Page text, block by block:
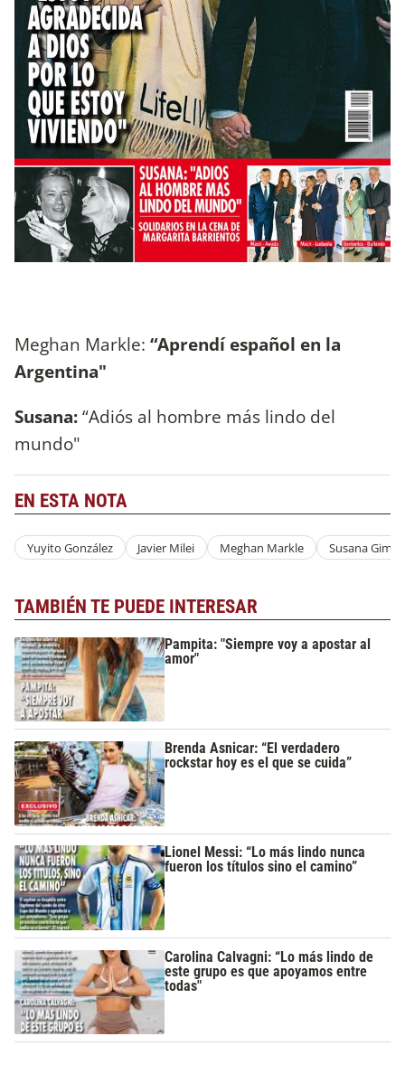
Meghan Markle: “Aprendí español en la
Argentina"
Susana:“Adiós al hombre más lindo del
mundo"
EN ESTA NOTA
Yuyito González Javier Milei Meghan Markle Susana
TAMBIÉN TE PUEDE INTERESAR
Pampita: "Siempre voy a apostar al
amor"
Brenda Asnicar: “El verdadero
rockstar hoy es el que se cuida”
Lionel Messi: “Lo más lindo nunca
fueron los títulos sino el camino”
Carolina Calvagni: “Lo más lindo de
este grupo es que apoyamos entre
todas"